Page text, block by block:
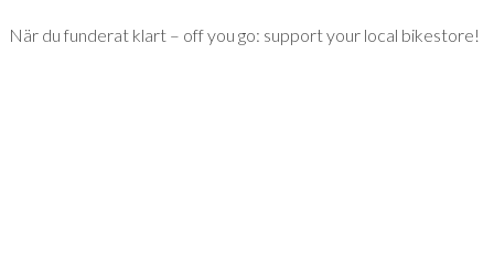
När du funderat klart – off you go: support your local bikestore!